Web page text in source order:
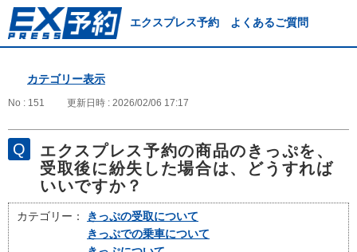
エクスプレス予約 よくあるご質問
カテゴリー表示
No : 151 更新日時 : 2026/02/06 17:17
エクスプレス予約の商品のきっぷを、
受取後に紛失した場合は、どうすれば
いいですか？
カテゴリー：
きっぷの受取について
きっぷでの乗車について